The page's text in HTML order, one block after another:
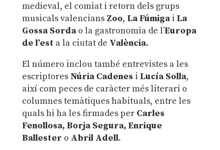
medieval, el comiat i retorn dels grups
musicals valencians Zoo, La Fúmigai La
Gossa Sordao la gastronomia de l’Europa
de l’est a la ciutat de València.
El número inclou també entrevistes a les
escriptores Núria Cadenes i Lucía Solla,
així com peces de caràcter més literari o
columnes temàtiques habituals, entre les
quals hi ha les firmades per Carles
Fenollosa, Borja Segura, Enrique
Ballester o Abril Adell.